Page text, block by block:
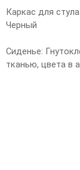
Каркас для
Черный
Сиденье:
тканью, цвета в